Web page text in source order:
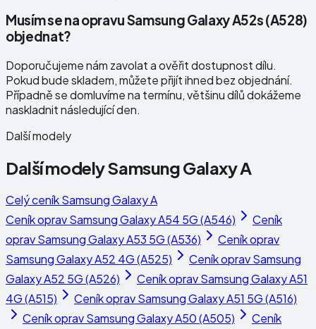
Musím se na opravu Samsung Galaxy A52s (A528)
objednat?
Doporučujeme nám zavolat a ověřit dostupnost dílu.
Pokud bude skladem, můžete přijít ihned bez objednání.
Případně se domluvíme na termínu, většinu dílů dokážeme
naskladnit následující den.
Další modely
Další modelySamsung Galaxy A
Celý ceníkSamsung Galaxy A
Ceník opravSamsung Galaxy A54 5G (A546)
Ceník
opravSamsung Galaxy A53 5G (A536)
Ceník oprav
Samsung Galaxy A52 4G (A525)
Ceník opravSamsung
Galaxy A52 5G (A526)
Ceník opravSamsung Galaxy A51
4G (A515)
Ceník opravSamsung Galaxy A51 5G (A516)
Ceník opravSamsung Galaxy A50 (A505)
Ceník